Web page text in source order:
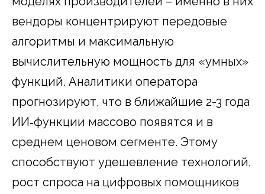
вендоры концентрируют передовые
алгоритмы и максимальную
вычислительную мощность для «умных»
функций. Аналитики оператора
прогнозируют, что в ближайшие 2-3 года
ИИ‑функции массово появятся и в
среднем ценовом сегменте. Этому
способствуют удешевление технологий,
рост спроса на цифровых помощников